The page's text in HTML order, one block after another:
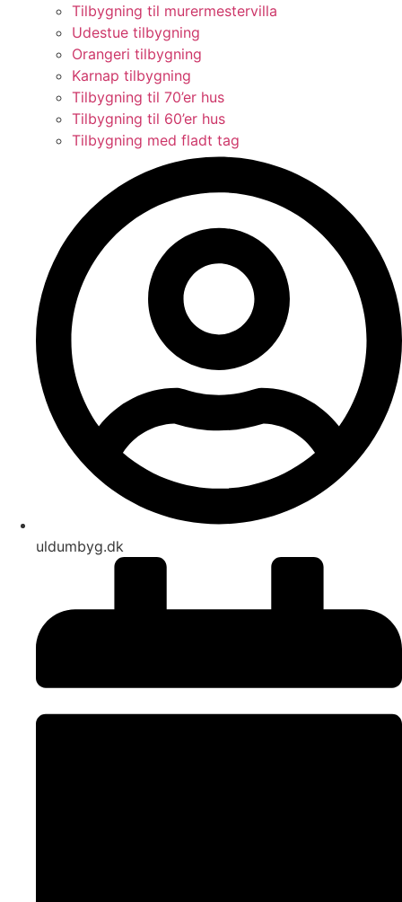
Tilbygning til murermestervilla
Udestue tilbygning
Orangeri tilbygning
Karnap tilbygning
Tilbygning til 70’er hus
Tilbygning til 60’er hus
Tilbygning med fladt tag
uldumbyg.dk